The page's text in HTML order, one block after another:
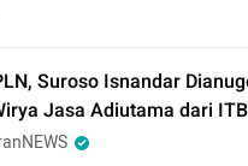
Suroso Isnandar
Jasa Adiutama dari ITB